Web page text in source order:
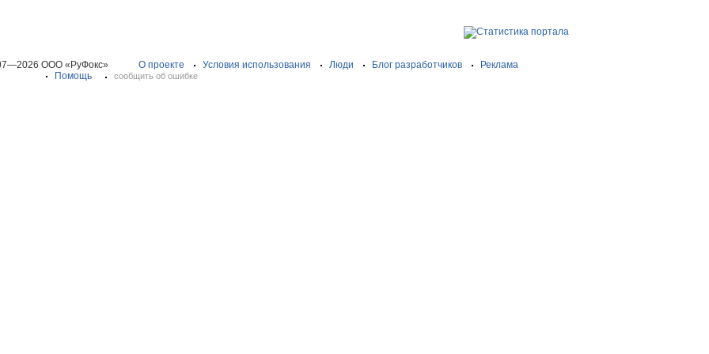
ООО «РуФокс» О проекте Условия использования Люди Блог разработчиков
Реклама
Помощь
сообщить об ошибке